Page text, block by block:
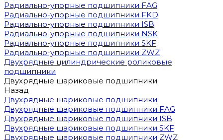
Радиально-упорные подшипники FAG
Радиально-упорные подшипники FKD
Радиально-упорные подшипники ISB
Радиально-упорные подшипники NSK
Радиально-упорные подшипники SKF
Радиально-упорные подшипники ZWZ
Двухрядные цилиндрические роликовые
подшипники
Двухрядные шариковые подшипники
Назад
Двухрядные шариковые подшипники
Двухрядные шариковые подшипники FAG
Двухрядные шариковые подшипники ISB
Двухрядные шариковые подшипники SKF
Двухрядные шариковые подшипники ZWZ